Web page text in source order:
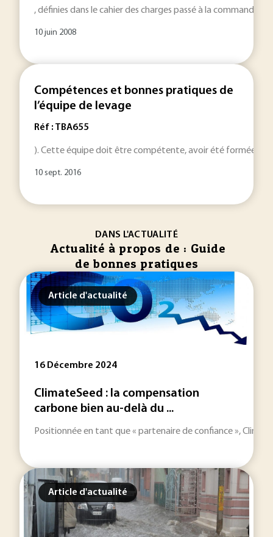
, définies dans le cahier des charges passé à la commande.
10 juin 2008
Compétences et bonnes pratiques de
l’équipe de levage
Réf : TBA655
). Cette équipe doit être compétente, avoir été formée et
10 sept. 2016
DANS L'ACTUALITÉ
Actualité à propos de : Guide
de bonnes pratiques
Article d'actualité
16 Décembre 2024
ClimateSeed : la compensation
carbone bien au-delà du ...
Positionnée en tant que « partenaire de confiance »,
Article d'actualité